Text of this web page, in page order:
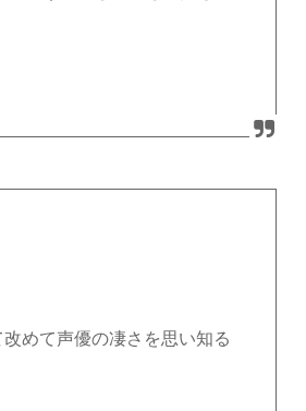
めて声優の凄さを思い知る